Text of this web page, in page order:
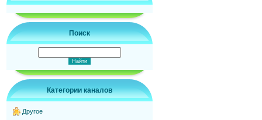
Поиск
Категории каналов
Другое